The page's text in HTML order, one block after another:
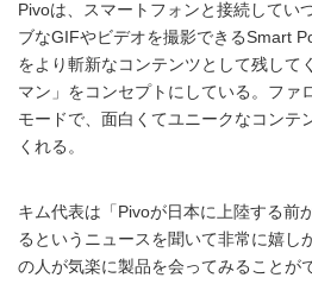
Pivoは、スマートフォンと接続してい
ブなGIFやビデオを撮影できるSmart
をより斬新なコンテンツとして残して
マン」をコンセプトにしている。ファ
モードで、面白くてユニークなコンテ
くれる。
キム代表は「Pivoが日本に上陸する前
るというニュースを聞いて非常に嬉し
の人が気楽に製品を会ってみることが